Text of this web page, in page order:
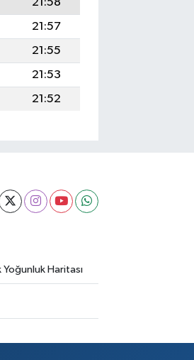
21:57
21:55
21:53
21:52
Yoğunluk Haritası